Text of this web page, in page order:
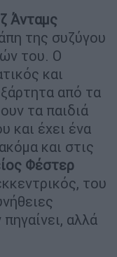
Άνταμς
της συζύγου
του. Ο
και
από τα
τα παιδιά
και έχει ένα
και στις
Φέστερ
του
αλλά